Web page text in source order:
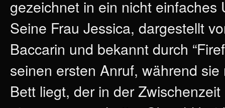
gezeichnet in ein nicht einfaches
Seine Frau Jessica, dargestellt
Baccarin und bekannt durch
seinen ersten Anruf, während
Bett liegt, der in der